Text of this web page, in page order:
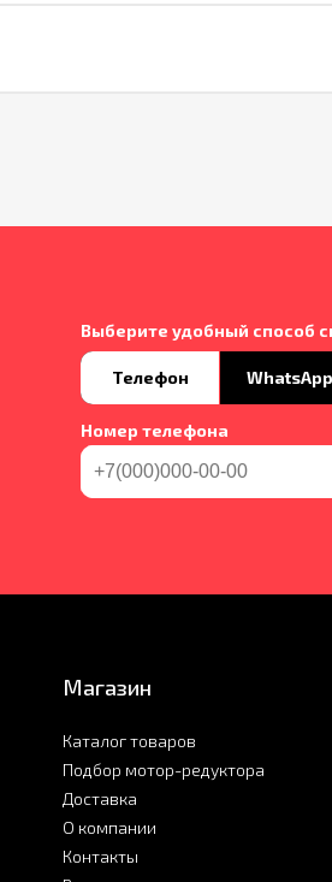
Выберите удобный способ
Телефон WhatsApp
Номер телефона
Магазин
Каталог товаров
Подбор мотор-редуктора
Доставка
О компании
Контакты